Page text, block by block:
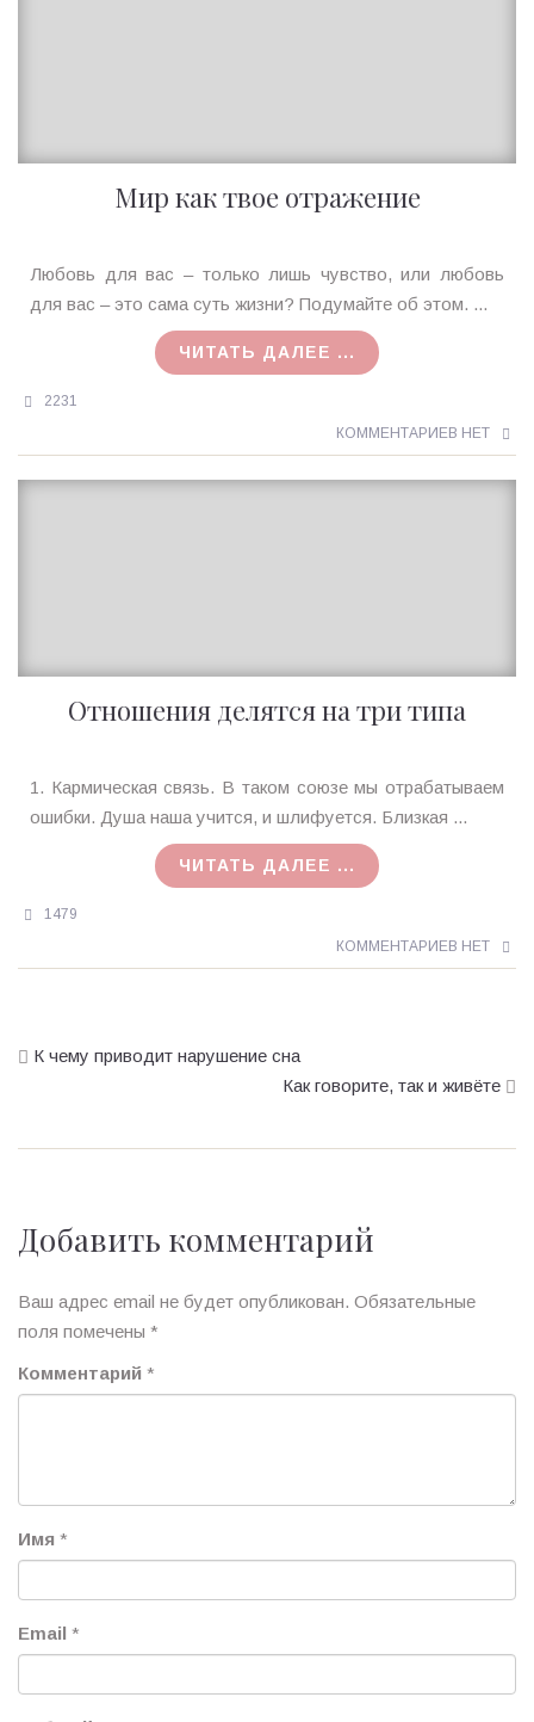
Мир как твое отражение
Ирина
MagicTantra
Любовь для вас – только лишь чувство, или любовь
для вас – это сама суть жизни? Подумайте об этом. ...
ЧИТАТЬ ДАЛЕЕ ...
2231
КОММЕНТАРИЕВ НЕТ
Отношения делятся на три типа
Ирина
MagicTantra
1. Кармическая связь. В таком союзе мы отрабатываем
ошибки. Душа наша учится, и шлифуется. Близкая ...
ЧИТАТЬ ДАЛЕЕ ...
1479
КОММЕНТАРИЕВ НЕТ
К чему приводит нарушение сна
Как говорите, так и живёте
Добавить комментарий
Ваш адрес email не будет опубликован. Обязательные
поля помечены *
Комментарий *
Имя *
Email *